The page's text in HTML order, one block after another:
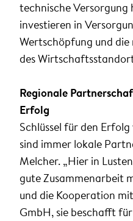
technische Versorgung
investieren in
Wertschöpfung und
des
Regionale
Erfolg
Schlüssel für den
sind immer lokale
Melcher. „Hier in
gute Zusammenarbeit
und die Kooperation
GmbH, sie beschafft